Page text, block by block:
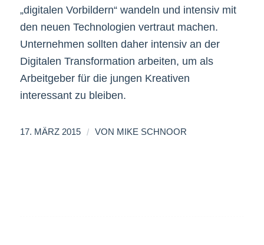
„digitalen Vorbildern“ wandeln und intensiv mit
den neuen Technologien vertraut machen.
Unternehmen sollten daher intensiv an der
Digitalen Transformation arbeiten, um als
Arbeitgeber für die jungen Kreativen
interessant zu bleiben.
17. MÄRZ 2015 / VON MIKE SCHNOOR